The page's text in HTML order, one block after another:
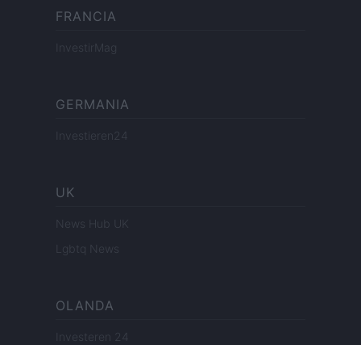
FRANCIA
InvestirMag
GERMANIA
Investieren24
UK
News Hub UK
Lgbtq News
OLANDA
Investeren 24